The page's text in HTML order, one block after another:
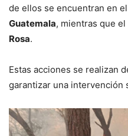
de ellos se encuentran en el
Guatemala, mientras que
Rosa.
Estas acciones se realizan
garantizar una intervención